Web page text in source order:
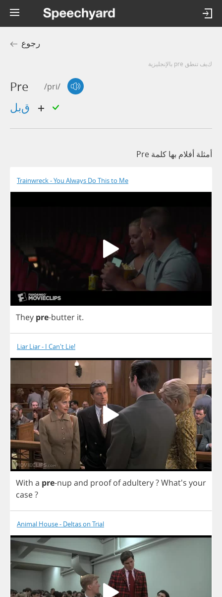
رجوع
كيف تنطق pre بالإنجليزية
Pre /pri/
أمثلة أفلام بها كلمة Pre
Trainwreck - You Always Do This to Me
They pre-butter it.
Liar Liar - I Can't Lie!
With a pre-nup and proof ofadultery?What's your
case?
Animal House - Deltas on Trial